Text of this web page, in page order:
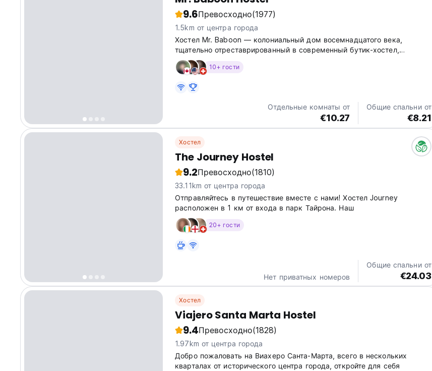
9.6Превосходно(1977)
1.5km от центра города
Хостел Mr. Baboon — колониальный дом восемнадцатого века,
тщательно отреставрированный в современный бутик-хостел,
расположенный в самом сердце старейшего города Южной Америки
— Санта-Марты.
10+ гости
Отдельные комнаты от
€10.27
Общие спальни от
€8.21
Хостел
The Journey Hostel
9.2Превосходно(1810)
33.11km от центра города
Отправляйтесь в путешествие вместе с нами! Хостел Journey
расположен в 1 км от входа в парк Тайрона. Наш
20+ гости
Нет приватных номеров
Общие спальни от
€24.03
Хостел
Viajero Santa Marta Hostel
9.4Превосходно(1828)
1.97km от центра города
Добро пожаловать на Виахеро Санта-Марта, всего в нескольких
кварталах от исторического центра города, откройте для себя